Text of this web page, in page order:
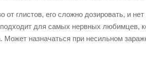
глистов, его сложно дозировать, и
для самых нервных любимцев,
назначаться при несильном